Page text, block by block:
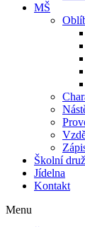
MŠ
Školní
Jídelna
Kontakt
Menu